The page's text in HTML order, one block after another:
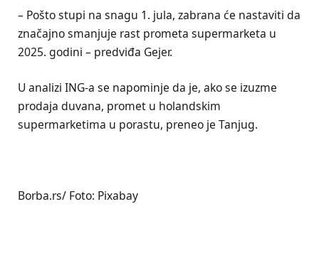
– Pošto stupi na snagu 1. jula, zabrana će nastaviti da
značajno smanjuje rast prometa supermarketa u
2025. godini – predviđa Gejer.
U analizi ING-a se napominje da je, ako se izuzme
prodaja duvana, promet u holandskim
supermarketima u porastu, preneo je Tanjug.
Borba.rs/ Foto: Pixabay